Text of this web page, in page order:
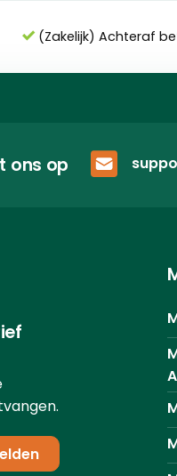
(Zakelijk) Achteraf
ons op